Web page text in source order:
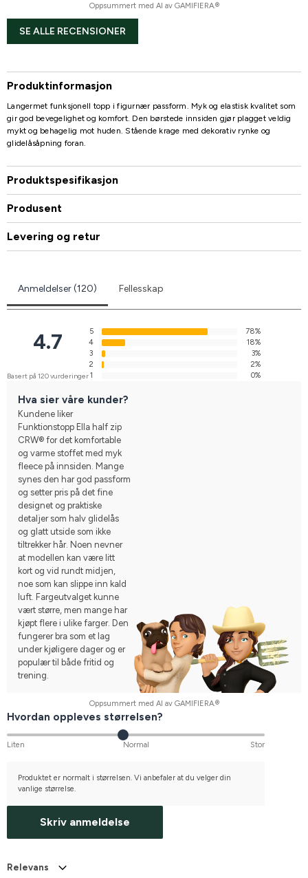
Oppsummert med AI av GAMIFIERA.®
SE ALLE RECENSIONER
Produktinformasjon
Langermet funksjonell topp i figurnær passform. Myk og elastisk kvalitet som
gir god bevegelighet og komfort. Den børstede innsiden gjør plagget veldig
mykt og behagelig mot huden. Stående krage med dekorativ rynke og
glidelåsåpning foran.
Produktspesifikasjon
Produsent
Levering og retur
Anmeldelser (120) Fellesskap
4.7
Basert på 120 vurderinger
5
78%
4
18%
3
3%
2
2%
1
0%
Hva sier våre kunder?
Kundene liker
Funktionstopp Ella half zip
CRW® for det komfortable
og varme stoffet med myk
fleece på innsiden. Mange
synes den har god passform
og setter pris på det fine
designet og praktiske
detaljer som halv glidelås
og glatt utside som ikke
tiltrekker hår. Noen nevner
at modellen kan være litt
kort og vid rundt midjen,
noe som kan slippe inn kald
luft. Fargeutvalget kunne
vært større, men mange har
kjøpt flere i ulike farger. Den
fungerer bra som et lag
under kjøligere dager og er
populær til både fritid og
trening.
Oppsummert med AI av GAMIFIERA.®
Hvordan oppleves størrelsen?
Liten Normal Stor
Produktet er normalt i størrelsen. Vi anbefaler at du velger din
vanlige størrelse.
Skriv anmeldelse
Relevans